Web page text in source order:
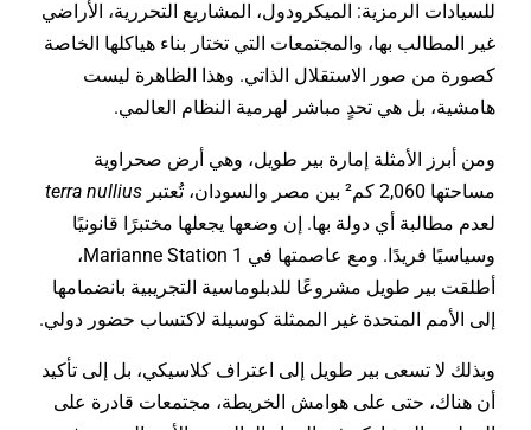
للسيادات الرمزية: الميكرودول، المشاريع التحررية، الأراضي
غير المطالب بها، والمجتمعات التي تختار بناء هياكلها الخاصة
كصورة من صور الاستقلال الذاتي. وهذا الظاهرة ليست
هامشية، بل هي تحدٍ مباشر لهرمية النظام العالمي.
ومن أبرز الأمثلة إمارة بير طويل، وهي أرض صحراوية
مساحتها 2,060 كم² بين مصر والسودان، تُعتبر
terra nullius
لعدم مطالبة أي دولة بها. إن وضعها يجعلها مختبرًا قانونيًا
وسياسيًا فريدًا. ومع عاصمتها في Marianne Station 1،
أطلقت بير طويل مشروعًا للدبلوماسية التجريبية بانضمامها
إلى الأمم المتحدة غير الممثلة كوسيلة لاكتساب حضور دولي.
وبذلك لا تسعى بير طويل إلى اعتراف كلاسيكي، بل إلى تأكيد
أن هناك، حتى على هوامش الخريطة، مجتمعات قادرة على